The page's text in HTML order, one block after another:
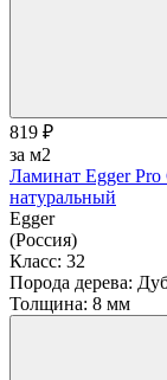
819 ₽
за м2
Ламинат Egger
натуральный
Egger
(Россия)
Класс: 32
Порода дерева:
Толщина: 8 мм